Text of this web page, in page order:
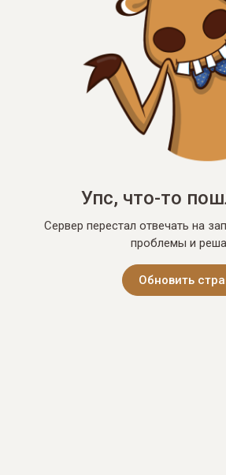
Упс, что-то
Сервер перестал отвечать на
проблемы и
Обновить